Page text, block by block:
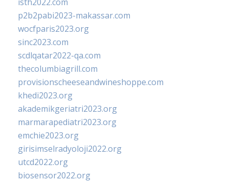
p2b2pabi2023-makassar.com
wocfparis2023.org
sinc2023.com
scdlqatar2022-qa.com
thecolumbiagrill.com
provisionscheeseandwineshoppe.com
khedi2023.org
akademikgeriatri2023.org
marmarapediatri2023.org
emchie2023.org
girisimselradyoloji2022.org
utcd2022.org
biosensor2022.org